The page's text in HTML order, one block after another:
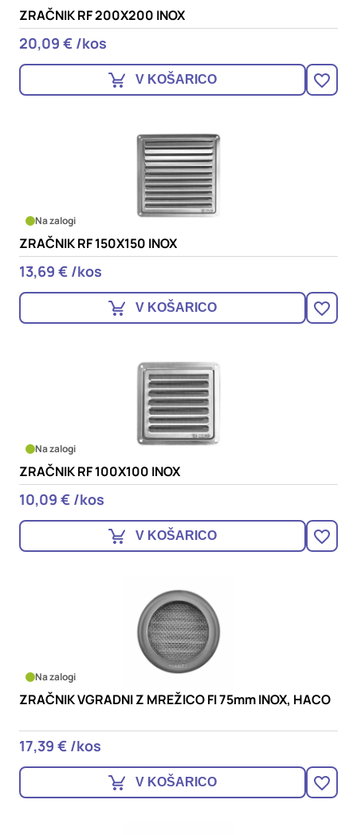
ZRAČNIK RF 200X200 INOX
20,09 € /kos
V KOŠARICO
Na zalogi
ZRAČNIK RF 150X150 INOX
13,69 € /kos
V KOŠARICO
Na zalogi
ZRAČNIK RF 100X100 INOX
10,09 € /kos
V KOŠARICO
Na zalogi
ZRAČNIK VGRADNI Z MREŽICO FI 75mm INOX, HACO
17,39 € /kos
V KOŠARICO